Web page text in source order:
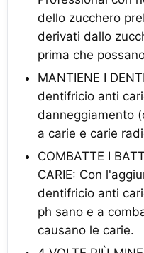
dello zucchero
derivati dallo
prima che
MANTIENE I
dentifricio anti
danneggiamento
a carie e carie
COMBATTE I
CARIE: Con
dentifricio anti
ph sano e a
causano le carie.